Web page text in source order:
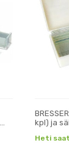
kpl) ja
Heti